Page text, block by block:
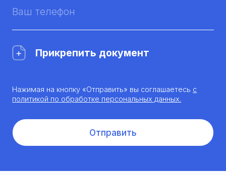
Прикрепить документ
Отправить
Нажимая на кнопку «Отправить» вы соглашаетесь с
политикой по обработке персональных данных.